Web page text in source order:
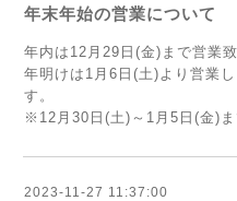
年末年始の営業について
年内は12月29日(金)まで営業致
年明けは1月6日(土)より営業
す。
※12月30日(土)～1月5日(金)
2023-11-27 11:37:00